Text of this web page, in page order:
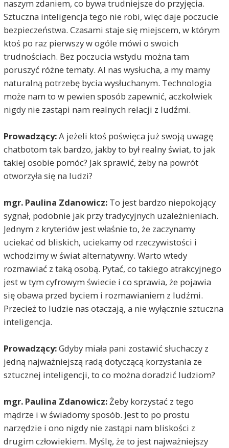
naszym zdaniem, co bywa trudniejsze do przyjęcia.
Sztuczna inteligencja tego nie robi, więc daje poczucie
bezpieczeństwa. Czasami staje się miejscem, w którym
ktoś po raz pierwszy w ogóle mówi o swoich
trudnościach. Bez poczucia wstydu można tam
poruszyć różne tematy. AI nas wysłucha, a my mamy
naturalną potrzebę bycia wysłuchanym. Technologia
może nam to w pewien sposób zapewnić, aczkolwiek
nigdy nie zastąpi nam realnych relacji z ludźmi.
Prowadzący:A jeżeli ktoś poświęca już swoją uwagę
chatbotom tak bardzo, jakby to był realny świat, to jak
takiej osobie pomóc? Jak sprawić, żeby na powrót
otworzyła się na ludzi?
mgr. Paulina Zdanowicz:To jest bardzo niepokojący
sygnał, podobnie jak przy tradycyjnych uzależnieniach.
Jednym z kryteriów jest właśnie to, że zaczynamy
uciekać od bliskich, uciekamy od rzeczywistości i
wchodzimy w świat alternatywny. Warto wtedy
rozmawiać z taką osobą. Pytać, co takiego atrakcyjnego
jest w tym cyfrowym świecie i co sprawia, że pojawia
się obawa przed byciem i rozmawianiem z ludźmi.
Przecież to ludzie nas otaczają, a nie wyłącznie sztuczna
inteligencja.
Prowadzący:Gdyby miała pani zostawić słuchaczy z
jedną najważniejszą radą dotyczącą korzystania ze
sztucznej inteligencji, to co można doradzić ludziom?
mgr. Paulina Zdanowicz:Żeby korzystać z tego
mądrze i w świadomy sposób. Jest to po prostu
narzędzie i ono nigdy nie zastąpi nam bliskości z
drugim człowiekiem. Myślę, że to jest najważniejszy